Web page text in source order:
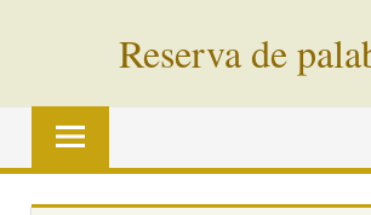
Reserva de
Palabras
vías